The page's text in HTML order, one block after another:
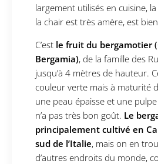
largement utilisés en cuisine,
la chair est très amère, est
C’est le fruit du bergamotier
Bergamia), de la famille des
jusqu’à 4 mètres de hauteur.
couleur verte mais à maturité
une peau épaisse et une
n’a pas très bon goût. Le
principalement cultivé en
sud de l’Italie, mais on en
d’autres endroits du monde,